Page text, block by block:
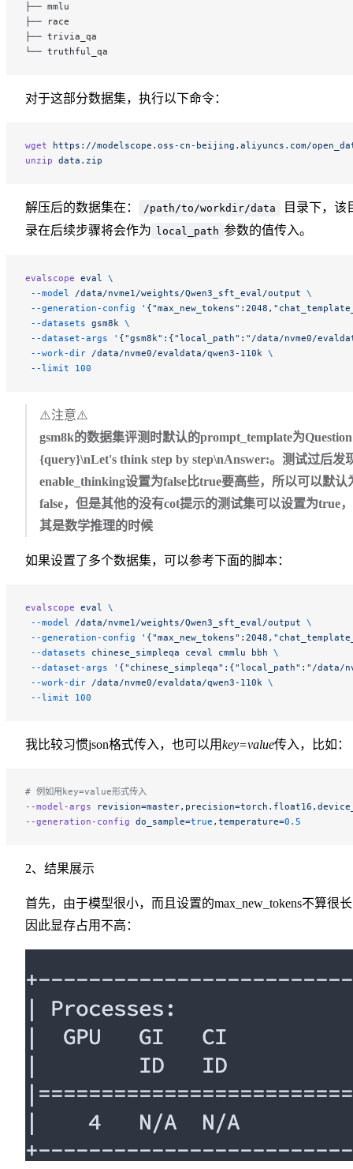
├── mmlu
├── race
├── trivia_qa
└── truthful_qa
对于这部分数据集，执行以下命令：
wget https://modelscope.oss-cn-beijing.aliyuncs.com/
unzip data.zip
解压后的数据集在： /path/to/workdir/data
目录下，该
录在后续步骤将会作为 local_path 参数的值传入。
evalscope eval \
--model /data/nvme1/weights/Qwen3_sft_eval/output \
--generation-config
--datasets gsm8k \
--dataset-args '{"gsm8k":{"local_path":"/data/nvme0/
--work-dir /data/nvme0/evaldata/qwen3-110k \
--limit 100
⚠️注意⚠️
gsm8k的数据集评测时默认的prompt_template为
{query}\nLet's think step by step\nAnswer:。测试过后发
enable_thinking设置为false比true要高些，所以可以默认
false，但是其他的没有cot提示的测试集可以设置为true
其是数学推理的时候
如果设置了多个数据集，可以参考下面的脚本：
evalscope eval \
--model /data/nvme1/weights/Qwen3_sft_eval/output \
--generation-config
--datasets chinese_simpleqa ceval cmmlu bbh \
--dataset-args '{"chinese_simpleqa":{"local_path":"/data/
--work-dir /data/nvme0/evaldata/qwen3-110k \
--limit 100
我比较习惯json格式传入，也可以用key=value传入，比如：
# 例如用key=value形式传入
--model-args
--generation-config do_sample=true ,temperature=0.5
2、结果展示
首先，由于模型很小，而且设置的max_new_tokens不算很
因此显存占用不高：